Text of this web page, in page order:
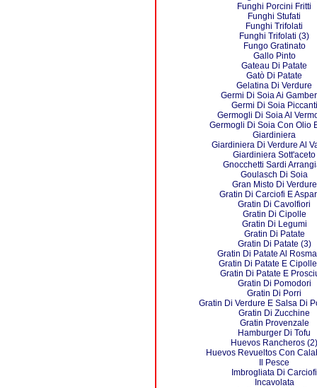
Funghi Porcini Fritti
Funghi Stufati
Funghi Trifolati
Funghi Trifolati (3)
Fungo Gratinato
Gallo Pinto
Gateau Di Patate
Gatò Di Patate
Gelatina Di Verdure
Germi Di Soia Ai
Germi Di Soia Piccanti
Germogli Di Soia Al
Germogli Di Soia Con Olio
Giardiniera
Giardiniera Di Verdure Al
Giardiniera Sott'aceto
Gnocchetti Sardi
Goulasch Di Soia
Gran Misto Di Verdure
Gratin Di Carciofi E
Gratin Di Cavolfiori
Gratin Di Cipolle
Gratin Di Legumi
Gratin Di Patate
Gratin Di Patate (3)
Gratin Di Patate Al
Gratin Di Patate E
Gratin Di Patate E
Gratin Di Pomodori
Gratin Di Porri
Gratin Di Verdure E Salsa Di
Gratin Di Zucchine
Gratin Provenzale
Hamburger Di Tofu
Huevos Rancheros (2)
Huevos Revueltos Con
Il Pesce
Imbrogliata Di Carciofi
Incavolata